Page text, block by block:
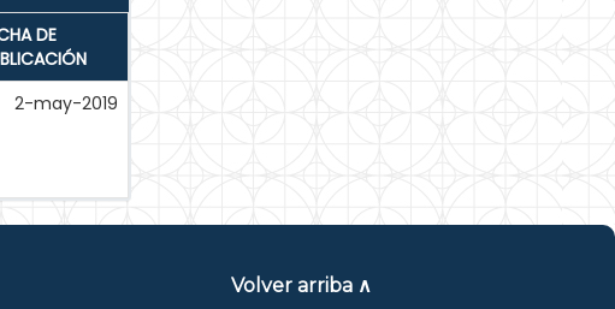
DE
2-may-2019
Volver arriba ∧